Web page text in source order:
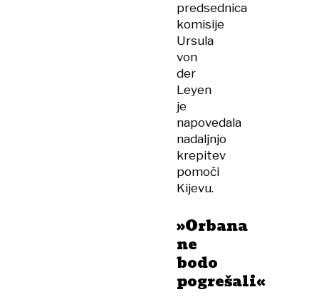
predsednica
komisije
Ursula
von
der
Leyen
je
napovedala
nadaljnjo
krepitev
pomoči
Kijevu.
»Orbana
ne
bodo
pogrešali«